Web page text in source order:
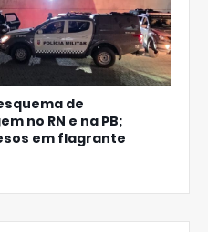
de
no RN e na PB;
em flagrante